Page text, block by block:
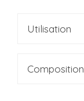
Utilisation
Composition